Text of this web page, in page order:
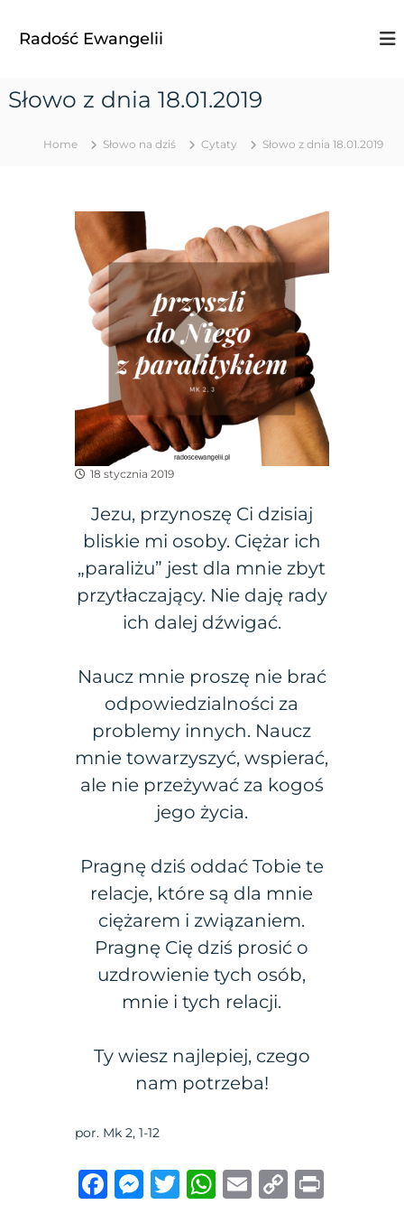
Radość Ewangelii
Słowo z dnia 18.01.2019
Home Słowo na dziś Cytaty Słowo z dnia 18.01.2019
18 stycznia 2019
Jezu, przynoszę Ci dzisiaj
bliskie mi osoby. Ciężar ich
„paraliżu” jest dla mnie zbyt
przytłaczający. Nie daję rady
ich dalej dźwigać.
Naucz mnie proszę nie brać
odpowiedzialności za
problemy innych. Naucz
mnie towarzyszyć, wspierać,
ale nie przeżywać za kogoś
jego życia.
Pragnę dziś oddać Tobie te
relacje, które są dla mnie
ciężarem i związaniem.
Pragnę Cię dziś prosić o
uzdrowienie tych osób,
mnie i tych relacji.
Ty wiesz najlepiej, czego
nam potrzeba!
por. Mk 2, 1-12
F
M T
W E
C